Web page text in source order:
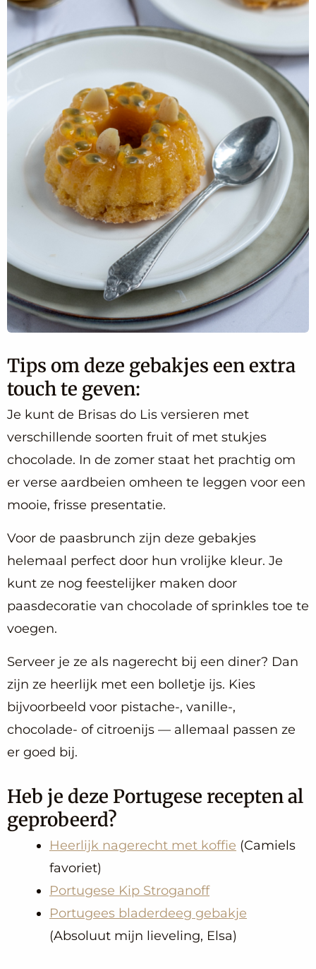
Tips om deze gebakjes een extra
touch te geven:
Je kunt de Brisas do Lis versieren met
verschillende soorten fruit of met stukjes
chocolade. In de zomer staat het prachtig om
er verse aardbeien omheen te leggen voor een
mooie, frisse presentatie.
Voor de paasbrunch zijn deze gebakjes
helemaal perfect door hun vrolijke kleur. Je
kunt ze nog feestelijker maken door
paasdecoratie van chocolade of sprinkles toe te
voegen.
Serveer je ze als nagerecht bij een diner? Dan
zijn ze heerlijk met een bolletje ijs. Kies
bijvoorbeeld voor pistache-, vanille-,
chocolade- of citroenijs — allemaal passen ze
er goed bij.
Heb je deze Portugese recepten al
geprobeerd?
Heerlijk nagerecht met koffie (Camiels
favoriet)
Portugese Kip Stroganoff
Portugees bladerdeeg gebakje
(Absoluut mijn lieveling, Elsa)